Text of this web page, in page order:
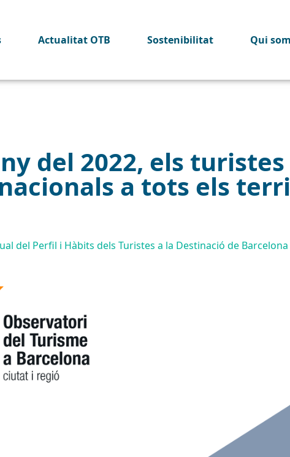
Actualitat OTB Sostenibilitat Qui som
del 2022, els
a tots els
del Perfil i Hàbits dels Turistes a la Destinació de